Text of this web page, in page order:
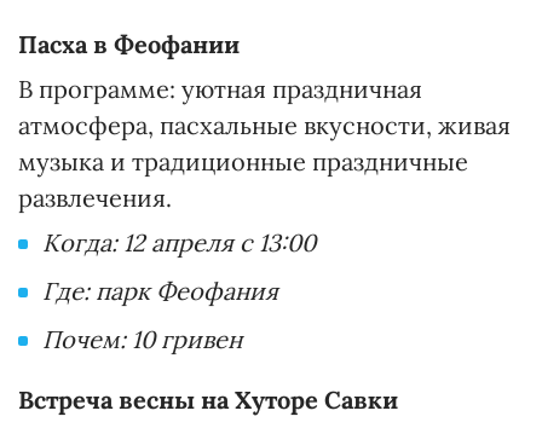
Пасха в Феофании
В программе: уютная праздничная
атмосфера, пасхальные вкусности, живая
музыка и традиционные праздничные
развлечения.
Когда: 12 апреля с 13:00
Где: парк Феофания
Почем: 10 гривен
Встреча весны на Хуторе Савки